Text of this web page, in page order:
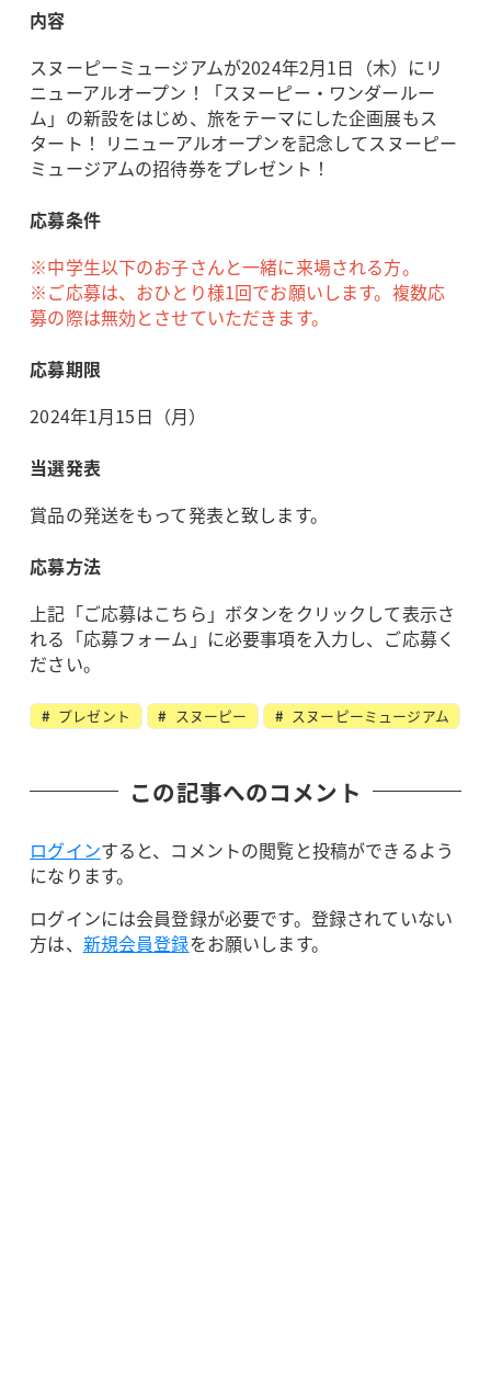
内容
スヌーピーミュージアムが2024年2月1日（木）にリ
ニューアルオープン！「スヌーピー・ワンダールー
ム」の新設をはじめ、旅をテーマにした企画展もス
タート！ リニューアルオープンを記念してスヌーピー
ミュージアムの招待券をプレゼント！
応募条件
※中学生以下のお子さんと一緒に来場される方。
※ご応募は、おひとり様1回でお願いします。複数応
募の際は無効とさせていただきます。
応募期限
2024年1月15日（月）
当選発表
賞品の発送をもって発表と致します。
応募方法
上記「ご応募はこちら」ボタンをクリックして表示さ
れる「応募フォーム」に必要事項を入力し、ご応募く
ださい。
プレゼント スヌーピー スヌーピーミュージアム
この記事へのコメント
ログインすると、コメントの閲覧と投稿ができるよう
になります。
ログインには会員登録が必要です。登録されていない
方は、 新規会員登録をお願いします。